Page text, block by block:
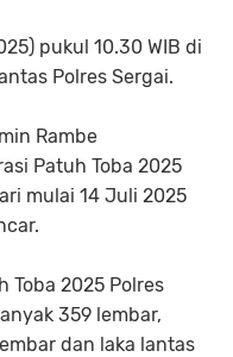
pukul 10.30 WIB di
Polres Sergai.
Rambe
Patuh Toba 2025
mulai 14 Juli 2025
Toba 2025 Polres
359 lembar,
dan laka lantas